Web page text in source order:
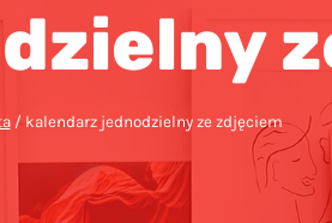
/ kalendarz jednodzielny ze zdjęciem